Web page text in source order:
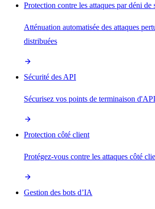
Protection contre les attaques par déni de
Atténuation automatisée des attaques
distribuées
Sécurité des API
Sécurisez vos points de terminaison d'API
Protection côté client
Protégez-vous contre les attaques côté
Gestion des bots d’IA